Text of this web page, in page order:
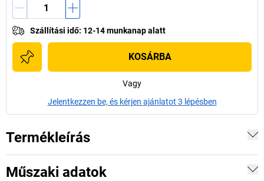
Szállítási idő: 12-14 munkanap alatt
KOSÁRBA
Vagy
Jelentkezzen be, és kérjen ajánlatot 3 lépésben
Termékleírás
Műszaki adatok